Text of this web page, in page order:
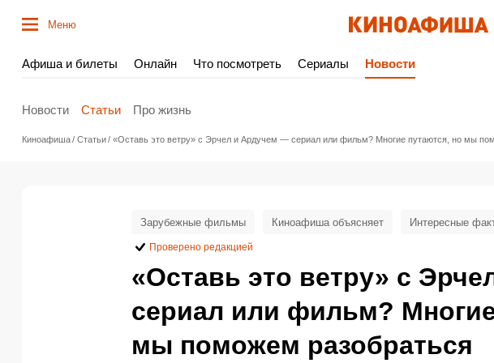
Меню
Афиша и билеты Онлайн Что посмотреть Сериалы Новости
Новости Статьи Про жизнь
Киноафиша Статьи «Оставь это ветру» с Эрчел и Ардучем — сериал или фильм? Многие путаются, но мы
«Оставь это ветру» с
сериал или фильм?
мы поможем разобраться
Зарубежные фильмы Киноафиша объясняет Интересные
Проверено редакцией